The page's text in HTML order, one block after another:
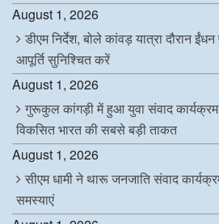
August 1, 2026
डीएम निर्देश, बोले कांवड़ यात्रा दौरान
आपूर्ति सुनिश्चित करें
August 1, 2026
गुरूकुल कांगड़ी में हुआ युवा संवाद
विकसित भारत की सबसे बड़ी ताकत
August 1, 2026
सीएम धामी ने थारू जनजाति संवाद
समस्याएं